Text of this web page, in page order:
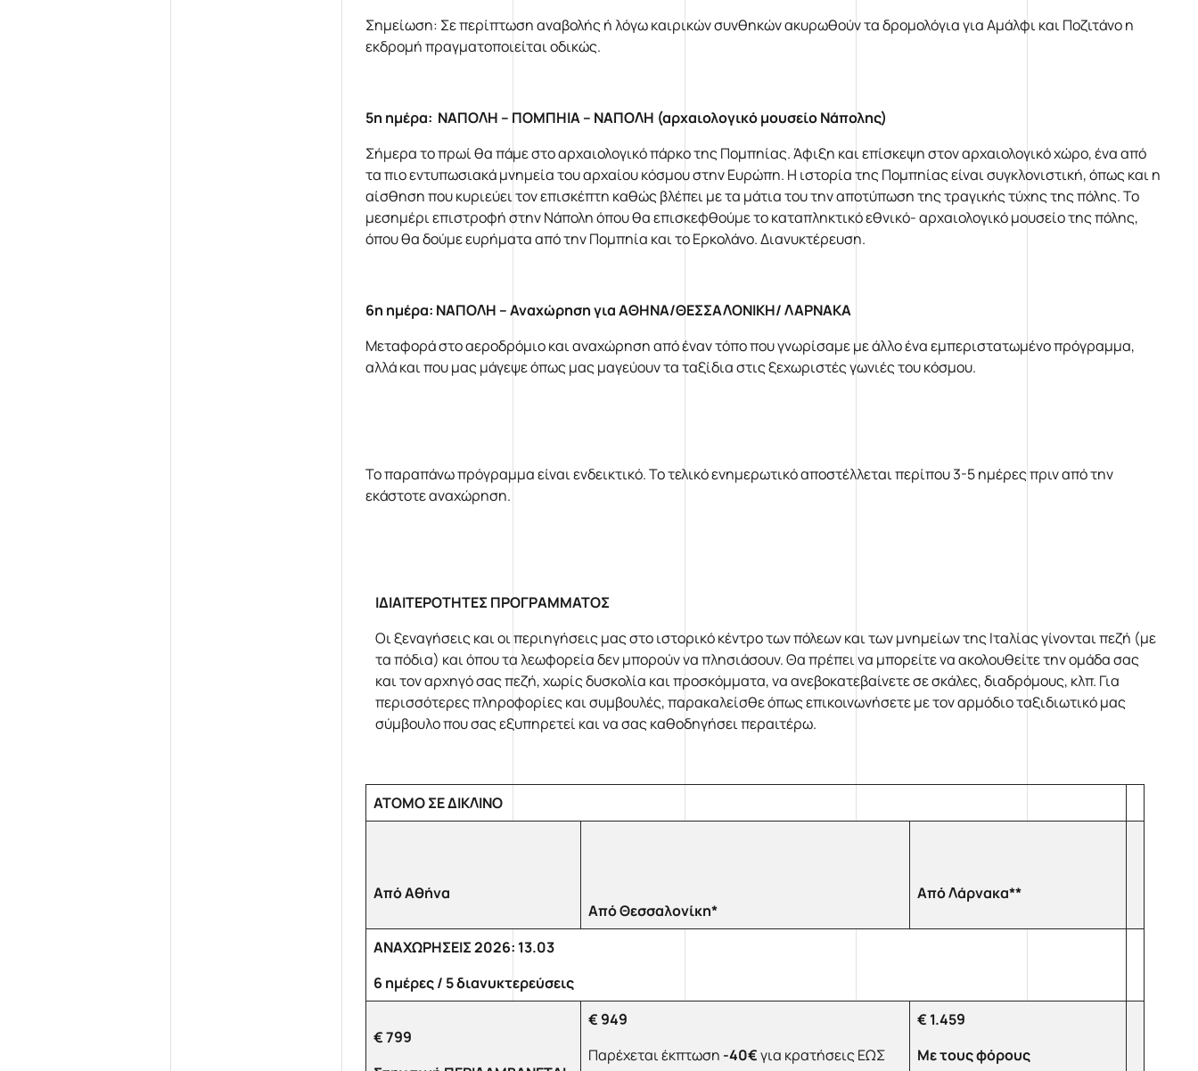
Σημείωση: Σε περίπτωση αναβολής ή λόγω καιρικών συνθηκών ακυρωθούν τα δρομολόγια για Αμάλφι και Ποζιτάνο η
εκδρομή πραγματοποιείται οδικώς.
5η ημέρα: ΝΑΠΟΛΗ – ΠΟΜΠΗΙΑ – ΝΑΠΟΛΗ (αρχαιολογικό μουσείο Νάπολης)
Σήμερα το πρωί θα πάμε στο αρχαιολογικό πάρκο της Πομπηίας. Άφιξη και επίσκεψη στον αρχαιολογικό χώρο, ένα από
τα πιο εντυπωσιακά μνημεία του αρχαίου κόσμου στην Ευρώπη. Η ιστορία της Πομπηίας είναι συγκλονιστική, όπως και η
αίσθηση που κυριεύει τον επισκέπτη καθώς βλέπει με τα μάτια του την αποτύπωση της τραγικής τύχης της πόλης. Το
μεσημέρι επιστροφή στην Νάπολη όπου θα επισκεφθούμε το καταπληκτικό εθνικό- αρχαιολογικό μουσείο της πόλης,
όπου θα δούμε ευρήματα από την Πομπηία και το Ερκολάνο. Διανυκτέρευση.
6η ημέρα: ΝΑΠΟΛΗ – Αναχώρηση για ΑΘΗΝΑ/ΘΕΣΣΑΛΟΝΙΚΗ/ ΛΑΡΝΑΚΑ
Μεταφορά στο αεροδρόμιο και αναχώρηση από έναν τόπο που γνωρίσαμε με άλλο ένα εμπεριστατωμένο πρόγραμμα,
αλλά και που μας μάγεψε όπως μας μαγεύουν τα ταξίδια στις ξεχωριστές γωνιές του κόσμου.
Το παραπάνω πρόγραμμα είναι ενδεικτικό. Το τελικό ενημερωτικό αποστέλλεται περίπου 3-5 ημέρες πριν από την
εκάστοτε αναχώρηση.
ΙΔΙΑΙΤΕΡΟΤΗΤΕΣ ΠΡΟΓΡΑΜΜΑΤΟΣ
Οι ξεναγήσεις και οι περιηγήσεις μας στο ιστορικό κέντρο των πόλεων και των μνημείων της Ιταλίας γίνονται πεζή (με
τα πόδια) και όπου τα λεωφορεία δεν μπορούν να πλησιάσουν. Θα πρέπει να μπορείτε να ακολουθείτε την ομάδα σας
και τον αρχηγό σας πεζή, χωρίς δυσκολία και προσκόμματα, να ανεβοκατεβαίνετε σε σκάλες, διαδρόμους, κλπ. Για
περισσότερες πληροφορίες και συμβουλές, παρακαλείσθε όπως επικοινωνήσετε με τον αρμόδιο ταξιδιωτικό μας
σύμβουλο που σας εξυπηρετεί και να σας καθοδηγήσει περαιτέρω.
ΑΤΟΜΟ ΣΕ ΔΙΚΛΙΝΟ
Από Αθήνα
Από Θεσσαλονίκη*
Από Λάρνακα**
ΑΝΑΧΩΡΗΣΕΙΣ 2026: 13.03
6 ημέρες / 5 διανυκτερεύσεις
€ 799
€ 949
Παρέχεται έκπτωση -40€για κρατήσεις ΕΩΣ
€ 1.459
Με τους φόρους